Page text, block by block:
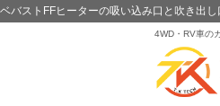
ベバストFFヒーターの吸い込み口と吹き出
4WD・RV車の